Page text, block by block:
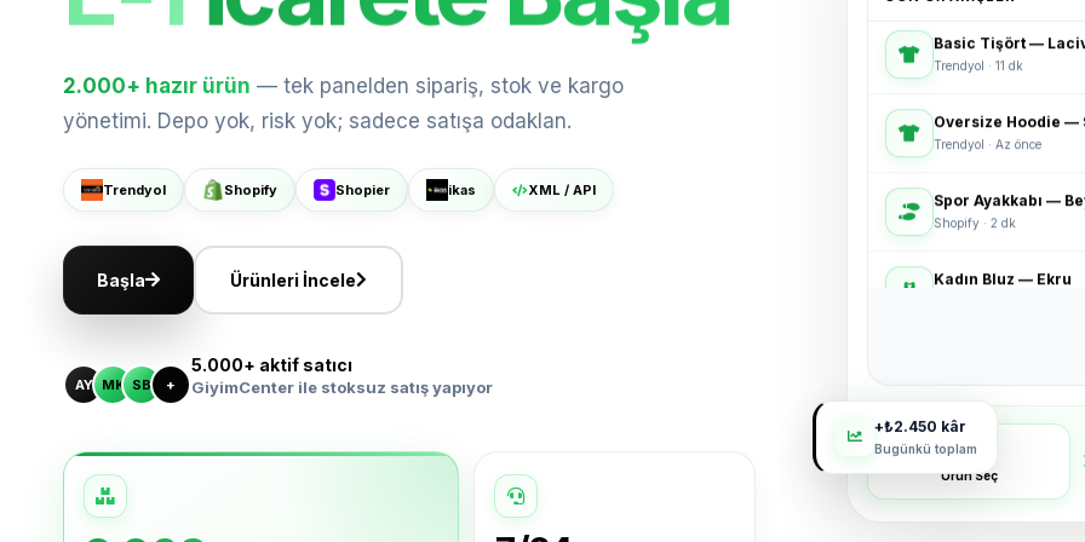
Trendyol'da Sat
Shopify'da
Büyüt
Shopier'da Aç
ikas'ta Sat
XML ile Ölçeklen
2.000+ hazır ürün — tek panelden sipariş, stok ve kargo
yönetimi. Depo yok, risk yok; sadece satışa odaklan.
Trendyol Shopify Shopier ikas XML / API
Başla Ürünleri İncele
AY MK SB +
5.000+ aktif satıcı
GiyimCenter ile stoksuz satış yapıyor
+₺2.450 kâr
Bugünkü toplam
Basic Tişört —
XML · 8 dk
Basic Tişört —
Trendyol · 11 dk
Ürün Seç